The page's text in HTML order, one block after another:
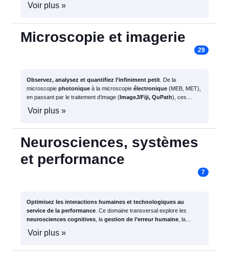
transforment les données en décisions stratégiques.
Voir plus »
Microscopie et imagerie
29
Observez, analysez et quantifiez l’infiniment petit . De la
microscopie photonique à la microscopie électronique (MEB, MET),
en passant par le traitement d’image ( ImageJ/Fiji, QuPath), ces
technologies d’imagerie
Voir plus »
Neurosciences, systèmes
et performance
7
Optimisez les interactions humaines et technologiques au
service de la performance. Ce domaine transversal explore les
neurosciences cognitives, la gestion de l’erreur humaine, la
pensée systémique
innover dans des environnements complexes.
Voir plus »